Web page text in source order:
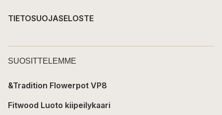
TIETOSUOJASELOSTE
SUOSITTELEMME
&Tradition Flowerpot VP8
Fitwood Luoto kiipeilykaari